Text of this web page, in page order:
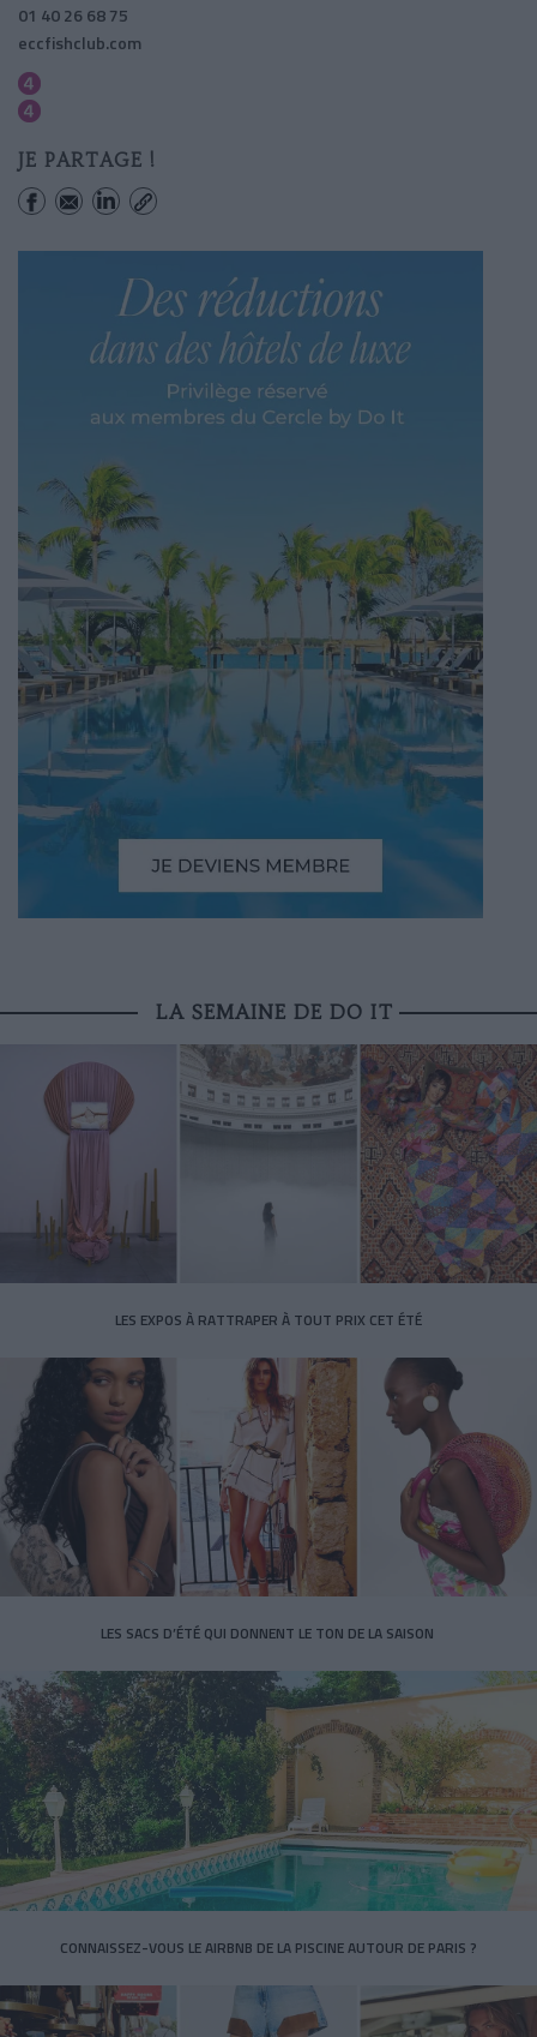
01 40 26 68 75
eccfishclub.com
JE PARTAGE !
LA SEMAINE DE DO IT
LES EXPOS À RATTRAPER À TOUT PRIX CET ÉTÉ
LES SACS D’ÉTÉ QUI DONNENT LE TON DE LA SAISON
CONNAISSEZ-VOUS LE AIRBNB DE LA PISCINE AUTOUR DE PARIS ?